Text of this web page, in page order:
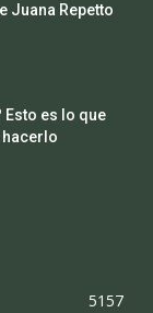
Juana Repetto
Esto es lo que
hacerlo
5157